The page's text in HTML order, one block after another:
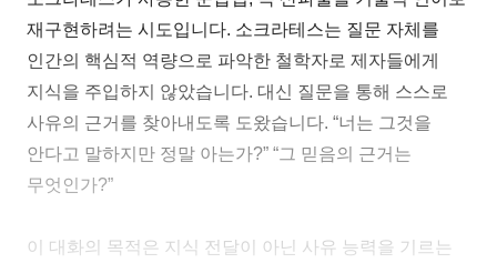
재구현하려는 시도입니다. 소크라테스는 질문 자체를
인간의 핵심적 역량으로 파악한 철학자로 제자들에게
지식을 주입하지 않았습니다. 대신 질문을 통해 스스로
사유의 근거를 찾아내도록 도왔습니다. “너는 그것을
안다고 말하지만 정말 아는가?” “그 믿음의 근거는
무엇인가?”
이 대화의 목적은 지식 전달이 아닌 사유 능력을 기르는